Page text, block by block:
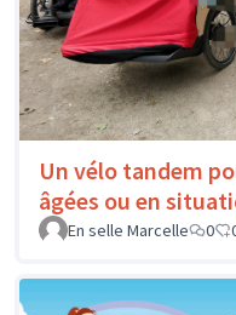
Un vélo tandem
âgées ou en
En selle Marcelle
0